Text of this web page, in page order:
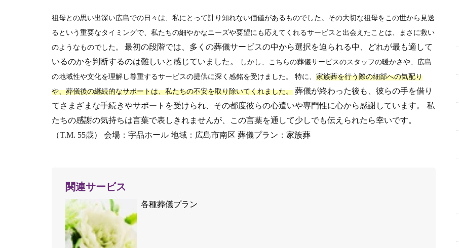
祖母との思い出深い広島での日々は、私にとって計り知れない価値があるものでした。その大切な祖母をこの世から見送
るという重要なタイミングで、私たちの細やかなニーズや要望にも応えてくれるサービスと出会えたことは、まさに救い
のようなものでした。
最初の段階では、多くの葬儀サービスの中から選択を迫られる中、どれが最も適して
いるのかを判断するのは難しいと感じていました。
しかし、こちらの葬儀サービスのスタッフの暖かさや、広島
の地域性や文化を理解し尊重するサービスの提供に深く感銘を受けました。
特に、 家族葬を行う際の細部への気配り
や、葬儀後の継続的なサポートは、私たちの不安を取り除いてくれました。 葬儀が終わった後も、彼らの手を借り
てさまざまな手続きやサポートを受けられ、その都度彼らの心遣いや専門性に心から感謝しています。 私
たちの感謝の気持ちは言葉で表しきれませんが、この言葉を通して少しでも伝えられたら幸いです。
（T.M. 55歳） 会場：宇品ホール 地域：広島市南区 葬儀プラン： 家族葬
関連サービス
各種葬儀プラン